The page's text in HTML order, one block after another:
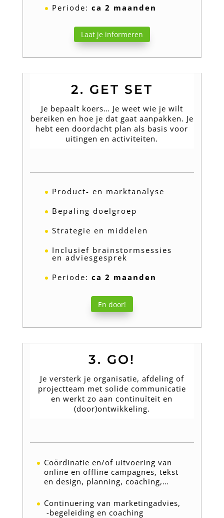
Periode: ca 2 maanden
Laat je informeren
2. GET SET
Je bepaalt koers… Je weet wie je wilt
bereiken en hoe je dat gaat aanpakken. Je
hebt een doordacht plan als basis voor
uitingen en activiteiten.
Product- en marktanalyse
Bepaling doelgroep
Strategie en middelen
Inclusief brainstormsessies
en adviesgesprek
Periode: ca 2 maanden
En door!
3. GO!
Je versterk je organisatie, afdeling of
projectteam met solide communicatie
en werkt zo aan continuïteit en
(door)ontwikkeling.
Coördinatie en/of uitvoering van
online en offline campagnes, tekst
en design, planning, coaching,…
Continuering van marketingadvies,
-begeleiding en coaching